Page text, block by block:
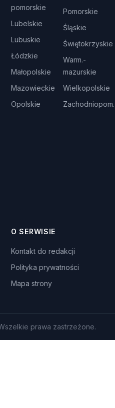
pomorskie
Lubelskie
Lubuskie
Łódzkie
Małopolskie
Mazowieckie
Opolskie
Pomorskie
Śląskie
Świętokrzyskie
Warm.-
mazurskie
Wielkopolskie
Zachodniopom.
O SERWISIE
Kontakt do redakcji
Polityka prywatności
Mapa strony
prawa zastrzeżone.